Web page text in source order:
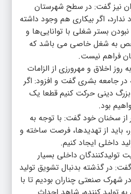
نیز گفت: در سطح شهرستان
اگر بیکاری هم وجود داشته
بستر شغلی با توانایی‌ها و
به شغل خاصی می باشد که
فراهم نیست.
روز اخلاق و مهرورزی از الزامات
جامعه بشری گفت و افزود: اگر
دینی حرکت کنیم قطعا یک
بود.
سخنان خود گفت: با توجه به
باید از تهدیدها، فرصت ساخته و
داخلی ایجاد کنیم.
تولیدکنندگان داخلی بسیار
در گذشته بدنبال تشویق تولید
شهرک صنعتی چناران بودیم تا با